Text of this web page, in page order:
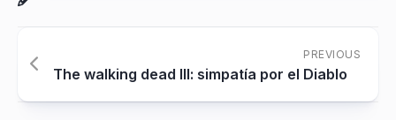
PREVIOUS
The walking dead III: simpatía por el Diablo